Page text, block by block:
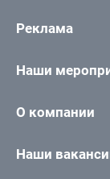
Реклама
Наши
О компании
Наши